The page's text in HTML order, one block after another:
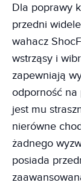
Dla poprawy
przedni
wahacz
wstrząsy i
zapewniają
odporność na
jest mu
nierówne
żadnego
posiada